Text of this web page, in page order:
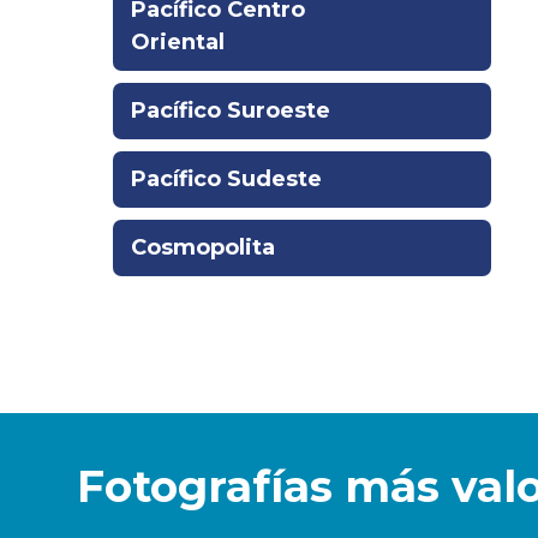
Pacífico Centro
Oriental
Pacífico Suroeste
Pacífico Sudeste
Cosmopolita
Fotografías más